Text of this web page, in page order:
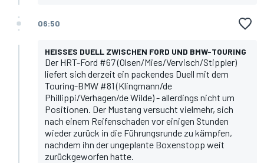
06:50
HEISSES DUELL ZWISCHEN FORD UND BMW-TOURING
Der HRT-Ford #67 (Olsen/Mies/Vervisch/Stippler)
liefert sich derzeit ein packendes Duell mit dem
Touring-BMW #81 (Klingmann/de
Phillippi/Verhagen/de Wilde) - allerdings nicht um
Positionen. Der Mustang versucht vielmehr, sich
nach einem Reifenschaden vor einigen Stunden
wieder zurück in die Führungsrunde zu kämpfen,
nachdem ihn der ungeplante Boxenstopp weit
zurückgeworfen hatte.